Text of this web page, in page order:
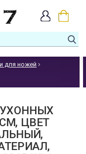
для ножей
ЦВЕТ